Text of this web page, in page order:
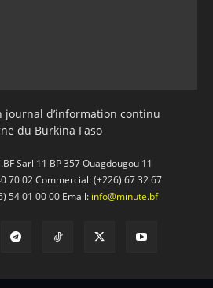
journal d’information continu
du Burkina Faso
Sarl 11 BP 357 Ouagdougou 11
70 02 Commercial: (+226) 67 32 67
54 01 00 00 Email: info@minute.bf